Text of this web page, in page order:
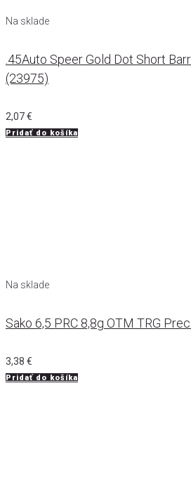
Na sklade
.45Auto Speer Gold Dot Short
(23975)
2,07€
Pridať do košíka
Na sklade
Sako 6,5 PRC 8,8g OTM TRG
3,38 €
Pridať do košíka